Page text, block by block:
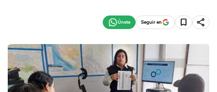
Seguir en